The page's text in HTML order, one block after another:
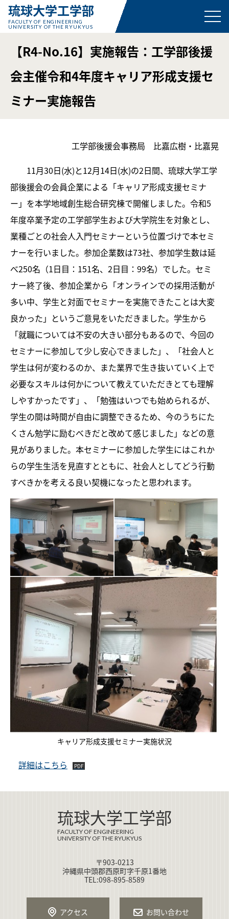
琉球大学工学部
FACULTY OF ENGINEERING
UNIVERSITY OF THE RYUKYUS
【R4-No.16】実施報告：工学部後援
会主催令和4年度キャリア形成支援セ
ミナー実施報告
工学部後援会事務局 比嘉広樹・比嘉晃
11月30日(水)と12月14日(水)の2日間、琉球大学工学
部後援会の会員企業による「キャリア形成支援セミナ
ー」を本学地域創生総合研究棟で開催しました。令和5
年度卒業予定の工学部学生および大学院生を対象とし、
業種ごとの社会人入門セミナーという位置づけで本セミ
ナーを行いました。参加企業数は73社、参加学生数は延
べ250名（1日目：151名、2日目：99名）でした。セミ
ナー終了後、参加企業から「オンラインでの採用活動が
多い中、学生と対面でセミナーを実施できたことは大変
良かった」というご意見をいただきました。学生から
「就職については不安の大きい部分もあるので、今回の
セミナーに参加して少し安心できました」、「社会人と
学生は何が変わるのか、また業界で生き抜いていく上で
必要なスキルは何かについて教えていただきとても理解
しやすかったです」、「勉強はいつでも始められるが、
学生の間は時間が自由に調整できるため、今のうちにた
くさん勉学に励むべきだと改めて感じました」などの意
見がありました。本セミナーに参加した学生にはこれか
らの学生生活を見直すとともに、社会人としてどう行動
すべきかを考える良い契機になったと思われます。
キャリア形成支援セミナー実施状況
詳細はこちら
アクセス お問い合わせ
琉球大学工学部
FACULTY OF ENGINEERING
UNIVERSITY OF THE RYUKYUS
〒903-0213
沖縄県中頭郡西原町字千原1番地
TEL:098-895-8589